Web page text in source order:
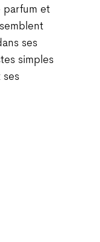
parfum et
ses
simples
ses